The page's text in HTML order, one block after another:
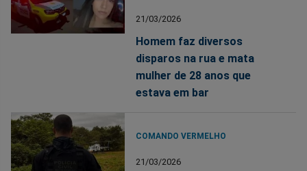
21/03/2026
Homem faz diversos
disparos na rua e mata
mulher de 28 anos que
estava em bar
COMANDO VERMELHO
21/03/2026